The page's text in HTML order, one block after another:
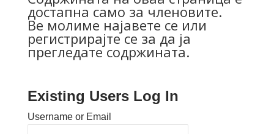
достапна само за членовите.
Ве молиме најавете се или
регистрирајте се за да ја
прегледате содржината.
Existing Users Log In
Username or Email